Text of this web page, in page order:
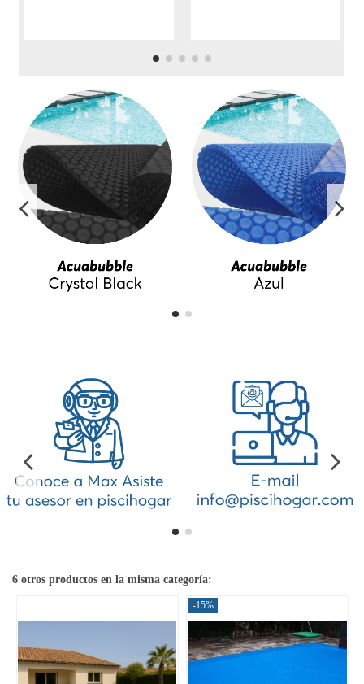
6 otros productos en la misma categoría:
-15%